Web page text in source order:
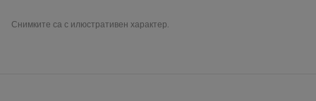
Снимките са с илюстративен характер.